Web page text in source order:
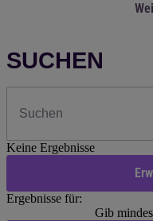
SUCHEN
Keine Ergebnisse
Ergebnisse für:
Gib